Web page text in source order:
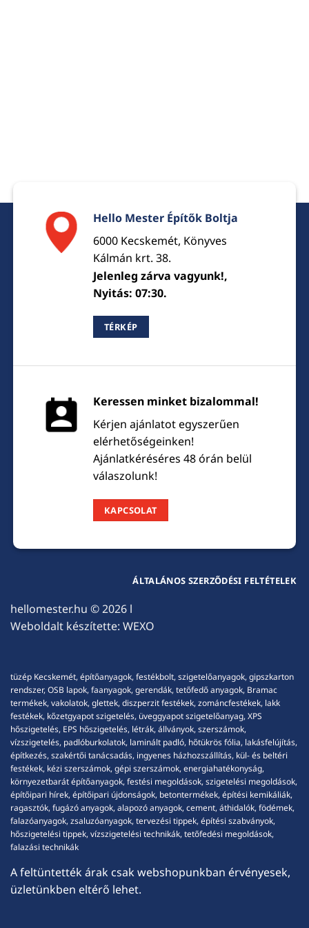
Hello Mester Építők Boltja
6000 Kecskemét, Könyves
Kálmán krt. 38.
Jelenleg zárva vagyunk!,
Nyitás: 07:30.
TÉRKÉP
Keressen minket bizalommal!
Kérjen ajánlatot egyszerűen
elérhetőségeinken!
Ajánlatkéréséres 48 órán belül
válaszolunk!
KAPCSOLAT
hellomester.hu © 2026 l
Weboldalt készítette: WEXO
ÁLTALÁNOS SZERZŐDÉSI FELTÉTELEK
tüzép Kecskemét, építőanyagok, festékbolt, szigetelőanyagok, gipszkarton
rendszer, OSB lapok, faanyagok, gerendák, tetőfedő anyagok, Bramac
termékek, vakolatok, glettek, diszperzit festékek, zománcfestékek, lakk
festékek, kőzetgyapot szigetelés, üveggyapot szigetelőanyag, XPS
hőszigetelés, EPS hőszigetelés, létrák, állványok, szerszámok,
vízszigetelés, padlóburkolatok, laminált padló, hőtükrös fólia, lakásfelújítás,
építkezés, szakértői tanácsadás, ingyenes házhozszállítás, kül- és beltéri
festékek, kézi szerszámok, gépi szerszámok, energiahatékonyság,
környezetbarát építőanyagok, festési megoldások, szigetelési megoldások,
építőipari hírek, építőipari újdonságok, betontermékek, építési kemikáliák,
ragasztók, fugázó anyagok, alapozó anyagok, cement, áthidalók, födémek,
falazóanyagok, zsaluzóanyagok, tervezési tippek, építési szabványok,
hőszigetelési tippek, vízszigetelési technikák, tetőfedési megoldások,
falazási technikák
A feltüntették árak csak webshopunkban érvényesek,
üzletünkben eltérő lehet.